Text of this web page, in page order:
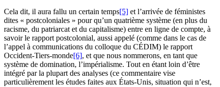
Cela dit, il aura fallu un certain temps[5] et l’arrivée de féministes
dites « postcoloniales » pour qu’un quatrième système (en plus du
racisme, du patriarcat et du capitalisme) entre en ligne de compte, à
savoir le rapport postcolonial, aussi appelé (comme dans le cas de
l’appel à communications du colloque du CÉDIM) le rapport
Occident-Tiers-monde[6], et que nous nommerons, en tant que
système de domination, l’impérialisme. Tout en étant loin d’être
intégré par la plupart des analyses (ce commentaire vise
particulièrement les études faites aux États-Unis, situation qui n’est,